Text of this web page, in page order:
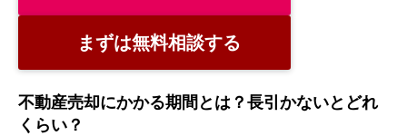
まずは無料相談する
不動産売却にかかる期間とは？長引かないとどれ
くらい？